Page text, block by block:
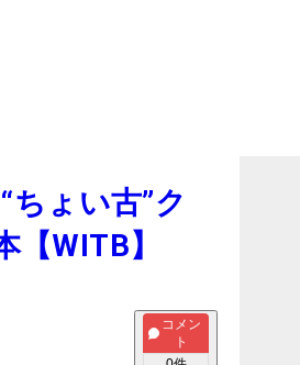
ょい古”ク
WITB】
コメン
ト